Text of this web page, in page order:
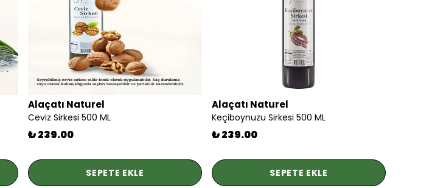
Alaçatı Naturel
Ceviz Sirkesi 500 ML
₺ 239.00
SEPETE EKLE
Alaçatı Naturel
Keçiboynuzu Sirkesi 500 ML
₺ 239.00
SEPETE EKLE